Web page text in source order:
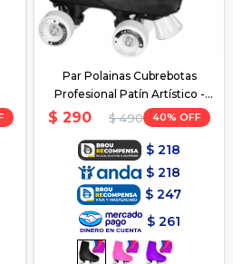
Par Polainas Cubrebotas
Profesional Patín Artístico -
Negro
$ 290 $ 490 40
$ 218
$ 218
$ 247
$ 261